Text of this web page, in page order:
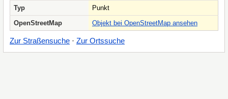
Typ
Punkt
OpenStreetMap
Objekt bei OpenStreetMap ansehen
Zur Straßensuche · Zur Ortssuche